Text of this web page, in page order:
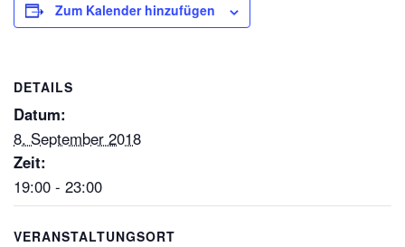
Zum Kalender hinzufügen
DETAILS
Datum:
8. September 2018
Zeit:
19:00 - 23:00
VERANSTALTUNGSORT